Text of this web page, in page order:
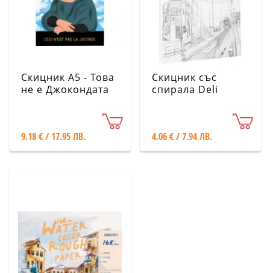
Скицник А5 - Това
не е Джокондата
9.18 € / 17.95 ЛВ.
Скицник със
спирала Deli
4.06 € / 7.94 ЛВ.